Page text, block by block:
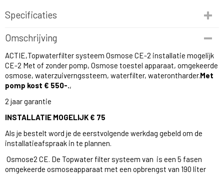
Specificaties
Productcode
40-35
EAN code
8785253777238
Productcode leverancier
Trendy Marketing
Netto gewicht
Bruto gewicht
10,00 Kg
Afmetingen (l,b,h)
Omschrijving
ACTIE,Topwaterfilter systeem Osmose CE-2 installatie mogelijk
CE-2 Met of zonder pomp, Osmose toestel apparaat, omgekeerde
osmose, waterzuiverngssteem, waterfilter, waterontharder.Met
pomp kost € 550-.,
2 jaar garantie
INSTALLATIE MOGELIJK € 75
Als je bestelt word je de eerstvolgende werkdag gebeld om de
installatieafspraak in te plannen.
Osmose2 CE. De Topwater filter systeem van is een 5 fasen
omgekeerde osmoseapparaat met een opbrengst van 190 liter